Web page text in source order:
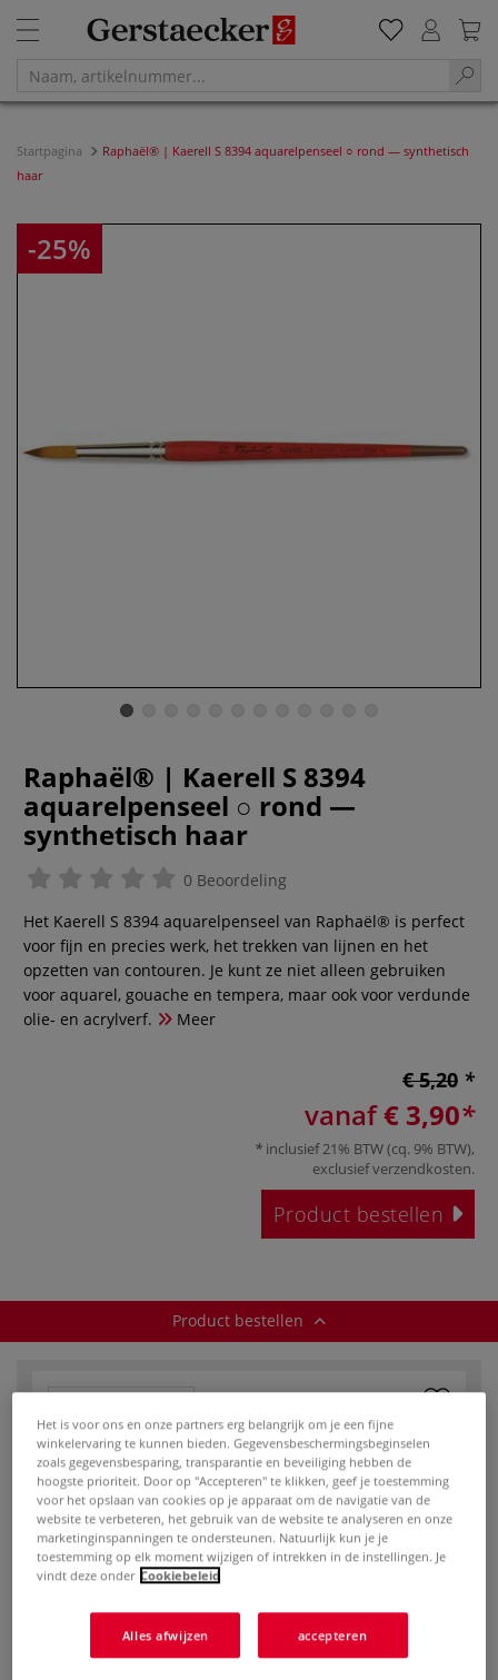
Startpagina
Raphaël® | Kaerell S 8394 aquarelpenseel ○ rond — synthetisch
haar
-25%
Raphaël® | Kaerell S 8394
aquarelpenseel ○ rond —
synthetisch haar
0 Beoordeling
Het Kaerell S 8394 aquarelpenseel van Raphaël® is perfect
voor fijn en precies werk, het trekken van lijnen en het
opzetten van contouren. Je kunt ze niet alleen gebruiken
voor aquarel, gouache en tempera, maar ook voor verdunde
olie- en acrylverf.
Meer
€ 5,20
vanaf€ 3,90
inclusief 21% BTW (cq. 9% BTW),
exclusiefverzendkosten.
Product bestellen
Product bestellen
Art.No.:64-84719
Op voorraad
penseel | maat
3/0
penseel |
breedte (mm)
1,90
Het is voor ons en onze partners erg belangrijk om je een fijne
winkelervaring te kunnen bieden. Gegevensbeschermingsbeginselen
zoals gegevensbesparing, transparantie en beveiliging hebben de
hoogste prioriteit. Door op "Accepteren" te klikken, geef je toestemming
voor het opslaan van cookies op je apparaat om de navigatie van de
website te verbeteren, het gebruik van de website te analyseren en onze
marketinginspanningen te ondersteunen. Natuurlijk kun je je
toestemming op elk moment wijzigen of intrekken in de instellingen. Je
vindt deze onder Cookiebeleid
Alles afwijzen accepteren